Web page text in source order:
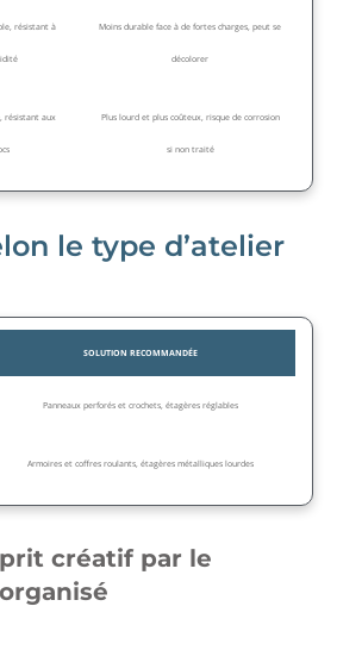
résistant à Moins durable face à de fortes charges, peut se
décolorer
résistant aux Plus lourd et plus coûteux, risque de corrosion
si non traité
le type d’atelier
SOLUTION RECOMMANDÉE
Panneaux perforés et crochets, étagères réglables
Armoires et coffres roulants, étagères métalliques lourdes
créatif par le